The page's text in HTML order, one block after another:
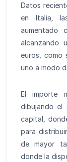
Datos
en Italia,
aumentado
alcanzando
euros, como
uno a modo
El importe
dibujando el
capital,
para
de mayor
donde la